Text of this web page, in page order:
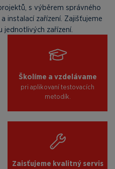
s výběrem správného
instalací zařízení. Zajišťujeme
zařízení.
Školíme a vzdelávame
pri aplikovaní testovacích
metodík.
Zaisťujeme kvalitný servis